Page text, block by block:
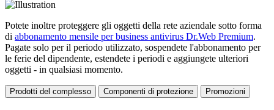
Potete inoltre proteggere gli oggetti della rete aziendale sotto forma
di abbonamento mensile per business antivirus Dr.Web Premium.
Pagate solo per il periodo utilizzato, sospendete l'abbonamento per
le ferie del dipendente, estendete i periodi e aggiungete ulteriori
oggetti - in qualsiasi momento.
Prodotti del complesso Componenti di protezione Promozioni